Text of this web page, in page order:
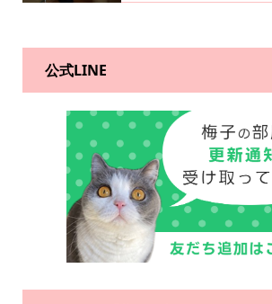
公式LINE